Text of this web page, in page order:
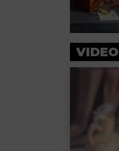
VIDEO